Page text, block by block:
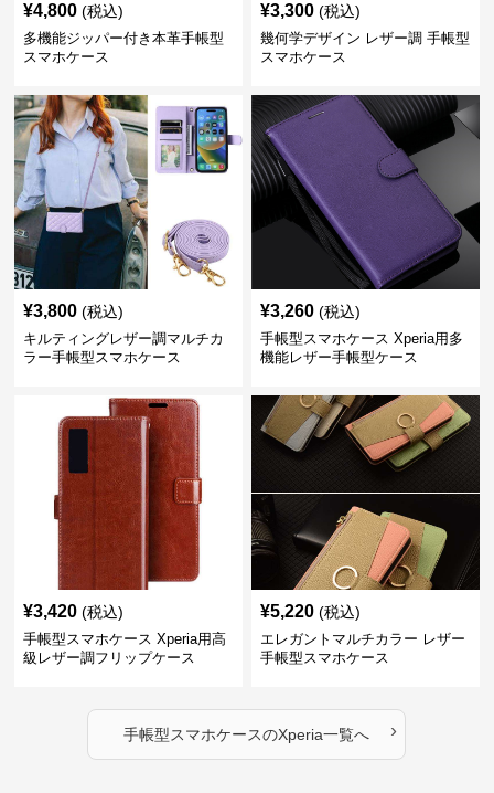
¥4,800 (税込)
多機能ジッパー付き本革手帳型
スマホケース
¥3,300 (税込)
幾何学デザイン レザー調 手帳型
スマホケース
¥3,800 (税込)
キルティングレザー調マルチカ
ラー手帳型スマホケース
¥3,260 (税込)
手帳型スマホケース Xperia用多
機能レザー手帳型ケース
¥3,420 (税込)
手帳型スマホケース Xperia用高
級レザー調フリップケース
¥5,220 (税込)
エレガントマルチカラー レザー
手帳型スマホケース
手帳型スマホケースのXperia一覧へ ›